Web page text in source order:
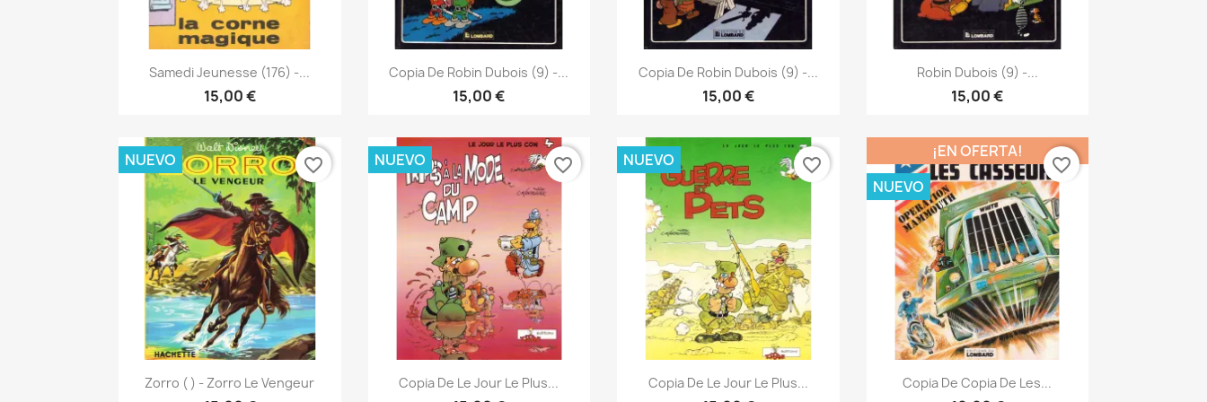
Vista rápida
Samedi Jeunesse (176) -...
15,00 €
 Vista rápida
Copia De Robin Dubois (9) -...
15,00 €
 Vista rápida
Copia De Robin Dubois (9) -...
15,00 €
Vista rápida
Robin Dubois (9) -...
15,00 €
 Vista rápida
Zorro ( ) - Zorro Le Vengeur
NUEVO favorite_border
Vista rápida
Copia De Le Jour Le Plus...
NUEVO favorite_border
Vista rápida
Copia De Le Jour Le Plus...
NUEVO favorite_border
Vista rápida
Copia De Copia De Les...
¡EN OFERTA!
NUEVO
favorite_border